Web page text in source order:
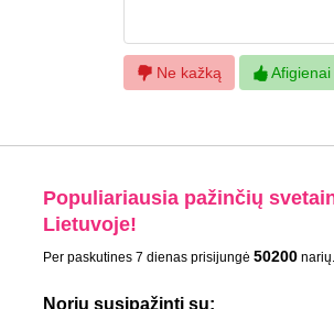
Ne kažką Afigienai